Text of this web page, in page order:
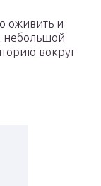
оживить и
небольшой
вокруг